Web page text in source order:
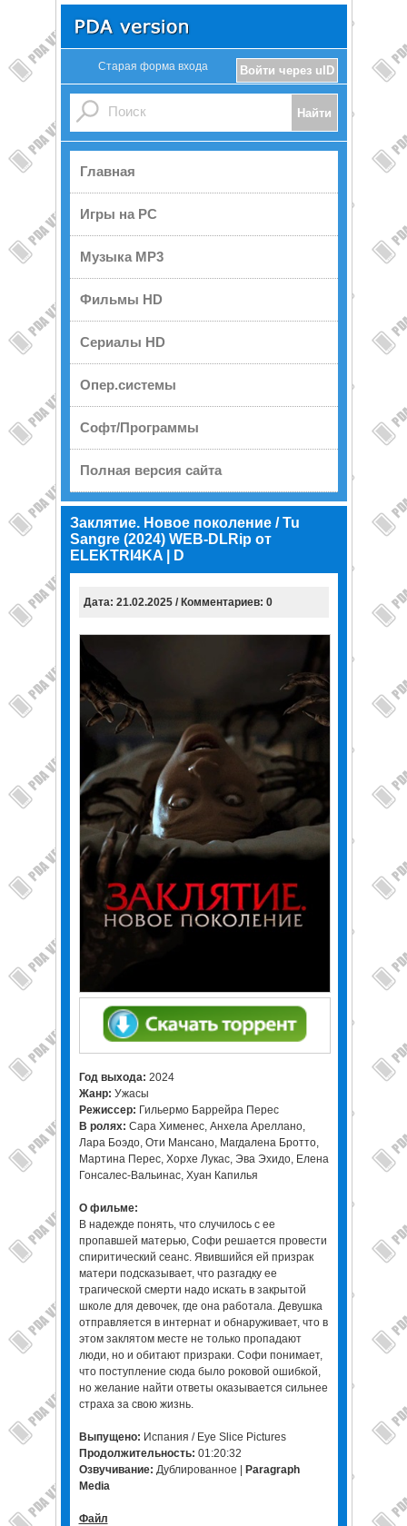
Войти через uID
Старая форма входа
Главная
Игры на PC
Музыка MP3
Фильмы HD
Сериалы HD
Опер.системы
Софт/Программы
Полная версия сайта
Заклятие. Новое поколение / Tu
Sangre (2024) WEB-DLRip от
ELEKTRI4KA | D
Дата: 21.02.2025 / Комментариев: 0
Год выхода: 2024
Жанр: Ужасы
Режиссер: Гильермо Баррейра Перес
В ролях: Сара Хименес, Анхела Ареллано,
Лара Боэдо, Оти Мансано, Магдалена Бротто,
Мартина Перес, Хорхе Лукас, Эва Эхидо, Елена
Гонсалес-Вальинас, Хуан Капилья
О фильме:
В надежде понять, что случилось с ее
пропавшей матерью, Софи решается провести
спиритический сеанс. Явившийся ей призрак
матери подсказывает, что разгадку ее
трагической смерти надо искать в закрытой
школе для девочек, где она работала. Девушка
отправляется в интернат и обнаруживает, что в
этом заклятом месте не только пропадают
люди, но и обитают призраки. Софи понимает,
что поступление сюда было роковой ошибкой,
но желание найти ответы оказывается сильнее
страха за свою жизнь.
Выпущено: Испания / Eye Slice Pictures
Продолжительность: 01:20:32
Озвучивание: Дублированное | Paragraph
Media
Файл